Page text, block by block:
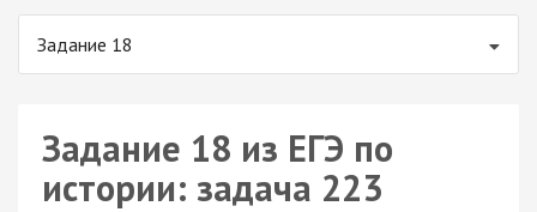
Задание 18
Задание 18 из ЕГЭ по
истории: задача 223